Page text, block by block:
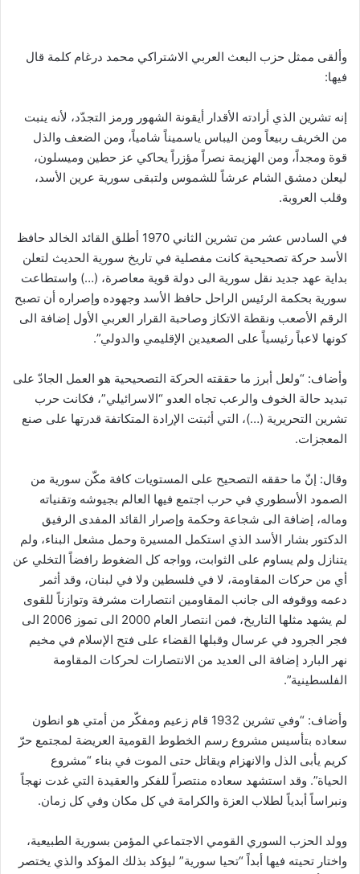
وألقى ممثل حزب البعث العربي الاشتراكي محمد درغام كلمة قال
فيها:
إنه تشرين الذي أرادته الأقدار أيقونة الشهور ورمز التجدّد، لأنه ينبت
من الخريف ربيعاً ومن اليباس ياسميناً شامياً، ومن الضعف والذل
قوة ومجداً، ومن الهزيمة نصراً مؤزراً يحاكي عز حطين وميسلون،
ليعلن دمشق الشام عرشاً للشموس ولتبقى سورية عرين الأسد،
وقلب العروبة.
في السادس عشر من تشرين الثاني 1970 أطلق القائد الخالد حافظ
الأسد حركة تصحيحية كانت مفصلية في تاريخ سورية الحديث لتعلن
بداية عهد جديد نقل سورية الى دولة قوية معاصرة، (…) واستطاعت
سورية بحكمة الرئيس الراحل حافظ الأسد وجهوده وإصراره أن تصبح
الرقم الأصعب ونقطة الاتكاز وصاحبة القرار العربي الأول إضافة الى
كونها لاعباً رئيسياً على الصعيدين الإقليمي والدولي”.
وأضاف: “ولعل أبرز ما حققته الحركة التصحيحية هو العمل الجادّ على
تبديد حالة الخوف والرعب تجاه العدو “الاسرائيلي”، فكانت حرب
تشرين التحريرية (…)، التي أثبتت الإرادة المتكاتفة قدرتها على صنع
المعجزات.
وقال: إنّ ما حققه التصحيح على المستويات كافة مكّن سورية من
الصمود الأسطوري في حرب اجتمع فيها العالم بجيوشه وتقنياته
وماله، إضافة الى شجاعة وحكمة وإصرار القائد المفدى الرفيق
الدكتور بشار الأسد الذي استكمل المسيرة وحمل مشعل البناء، ولم
يتنازل ولم يساوم على الثوابت، وواجه كل الضغوط رافضاً التخلي عن
أي من حركات المقاومة، لا في فلسطين ولا في لبنان، وقد أثمر
دعمه ووقوفه الى جانب المقاومين انتصارات مشرفة وتوازناً للقوى
لم يشهد مثلها التاريخ، فمن انتصار العام 2000 الى تموز 2006 الى
فجر الجرود في عرسال وقبلها القضاء على فتح الإسلام في مخيم
نهر البارد إضافة الى العديد من الانتصارات لحركات المقاومة
الفلسطينية”.
وأضاف: “وفي تشرين 1932 قام زعيم ومفكّر من أمتي هو انطون
سعاده بتأسيس مشروع رسم الخطوط القومية العريضة لمجتمع حرّ
كريم يأبى الذل والانهزام ويقاتل حتى الموت في بناء “مشروع
الحياة”. وقد استشهد سعاده منتصراً للفكر والعقيدة التي غدت نهجاً
ونبراساً أبدياً لطلاب العزة والكرامة في كل مكان وفي كل زمان.
وولد الحزب السوري القومي الاجتماعي المؤمن بسورية الطبيعية،
واختار تحيته فيها أبداً “تحيا سورية” ليؤكد بذلك المؤكد والذي يختصر